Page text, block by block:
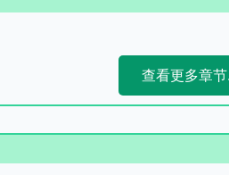
查看更多章节